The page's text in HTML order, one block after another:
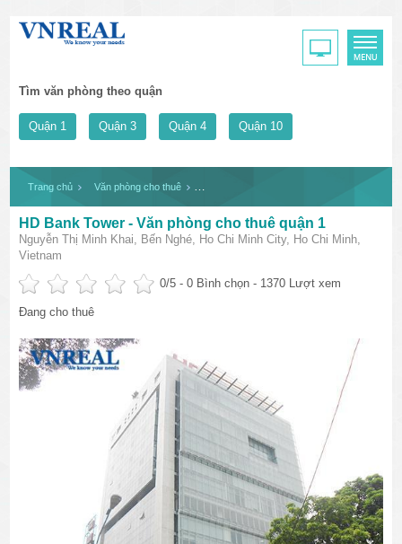
Tìm văn phòng theo quận
Quận 1 Quận 3 Quận 4 Quận 10
Trang chủ Văn phòng cho thuê
HD Bank Tower - Văn phòng cho thuê quận 1
Nguyễn Thị Minh Khai, Bến Nghé, Ho Chi Minh City, Ho Chi Minh,
Vietnam
0/5 -0 Bình chọn - 1370 Lượt xem
Đang cho thuê
văn phòng cho thuê quận 3